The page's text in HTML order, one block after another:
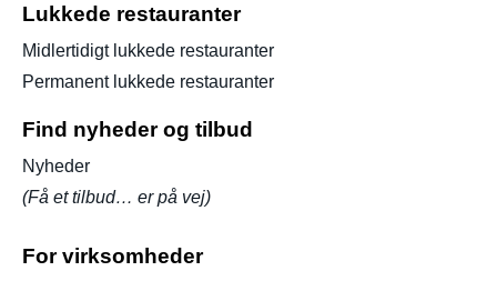
Lukkede restauranter
Midlertidigt lukkede restauranter
Permanent lukkede restauranter
Find nyheder og tilbud
Nyheder
(Få et tilbud… er på vej)
For virksomheder